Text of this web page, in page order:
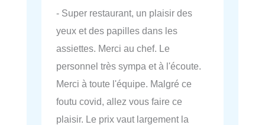
- Super restaurant, un plaisir des
yeux et des papilles dans les
assiettes. Merci au chef. Le
personnel très sympa et à l'écoute.
Merci à toute l'équipe. Malgré ce
foutu covid, allez vous faire ce
plaisir. Le prix vaut largement la